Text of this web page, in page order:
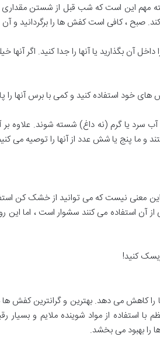
صبح ، کافی است کفش ها را برگردانید و آن
بگذارید یا آنها را جدا کنید. اگر آنها
خود استفاده کنید و کمی با برس آنها را
یا گرم (نه داغ) شسته شوند. علاوه بر آن
و ما پنج یا شش عدد از آنها را توصیه می
معنی نیست که می توانید از خشک کن
آن استفاده می کنند سشوار است ، اما
کنید!
کاهش می دهد. بهترین و گرانترین کفش
از مواد شوینده ملایم و بسیار
را بهبود می بخشد.